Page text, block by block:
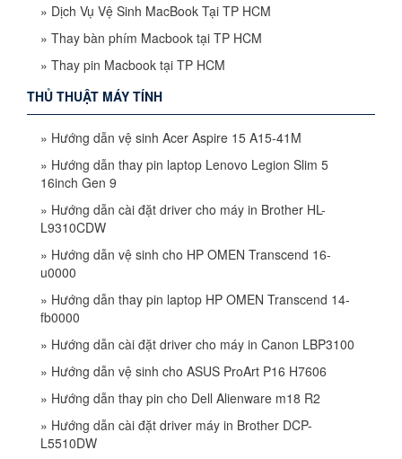
» Dịch Vụ Vệ Sinh MacBook Tại TP HCM
» Thay bàn phím Macbook tại TP HCM
» Thay pin Macbook tại TP HCM
THỦ THUẬT MÁY TÍNH
» Hướng dẫn vệ sinh Acer Aspire 15 A15-41M
» Hướng dẫn thay pin laptop Lenovo Legion Slim 5
16inch Gen 9
» Hướng dẫn cài đặt driver cho máy in Brother HL-
L9310CDW
» Hướng dẫn vệ sinh cho HP OMEN Transcend 16-
u0000
» Hướng dẫn thay pin laptop HP OMEN Transcend 14-
fb0000
» Hướng dẫn cài đặt driver cho máy in Canon LBP3100
» Hướng dẫn vệ sinh cho ASUS ProArt P16 H7606
» Hướng dẫn thay pin cho Dell Alienware m18 R2
» Hướng dẫn cài đặt driver máy in Brother DCP-
L5510DW